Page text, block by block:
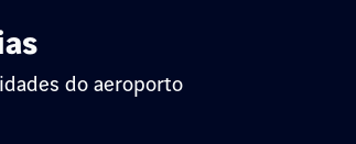
do aeroporto